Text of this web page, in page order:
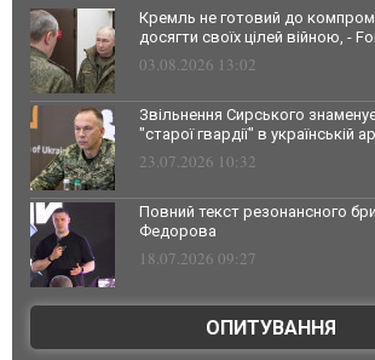
Кремль не готовий до
досягти своїх цілей війною, -
03.08.2026 13:02
Звільнення Сирського
"старої гвардії" в українській
23.07.2026 10:32
Повний текст резонансного
Федорова
18.07.2026 09:27
ОПИТУВАННЯ